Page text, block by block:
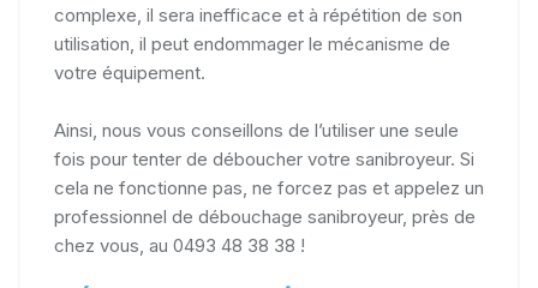
complexe, il sera inefficace et à répétition de son
utilisation, il peut endommager le mécanisme de
votre équipement.
Ainsi, nous vous conseillons de l’utiliser une seule
fois pour tenter de déboucher votre sanibroyeur. Si
cela ne fonctionne pas, ne forcez pas et appelez un
professionnel de débouchage sanibroyeur, près de
chez vous, au 0493 48 38 38 !